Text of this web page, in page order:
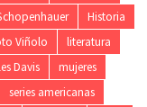
Historia
Viñolo
literatura
Davis
mujeres
series americanas